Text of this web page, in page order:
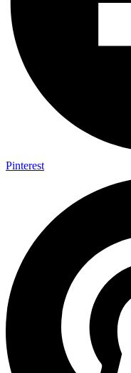
Pinterest